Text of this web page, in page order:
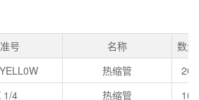
号 名称
数量
热缩管
20
1/4 热缩管
10